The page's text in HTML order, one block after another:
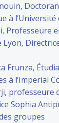
à l’Université
Professeure
Lyon,
Frunza,
à l’Imperial
professeure
Sophia
groupes